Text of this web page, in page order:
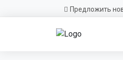
Предложить